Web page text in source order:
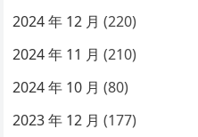
2024 年 12 月 (220)
2024 年 11 月 (210)
2024 年 10 月 (80)
2023 年 12 月 (177)